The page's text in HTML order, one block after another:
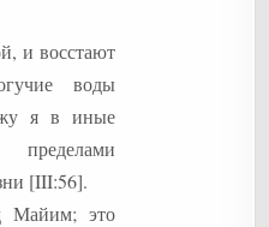
и восстают
воды
я в иные
[III:56].
Майим; это